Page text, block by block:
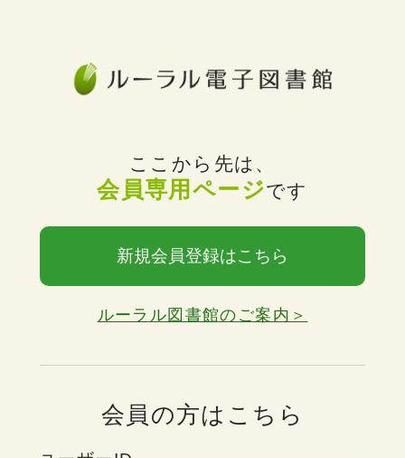
ここから先は、
会員専用ページです
新規会員登録はこちら
ルーラル図書館のご案内＞
会員の方はこちら